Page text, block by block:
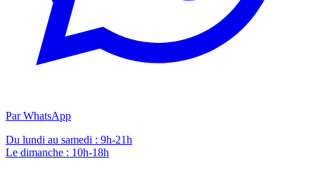
Par WhatsApp
Du lundi au samedi : 9h-21h
Le dimanche : 10h-18h